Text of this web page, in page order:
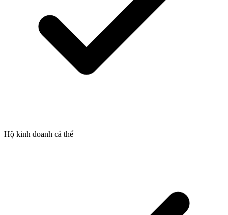
Hộ kinh doanh cá thể